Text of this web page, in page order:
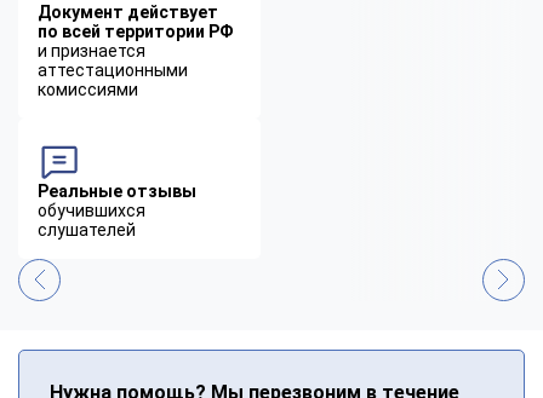
Документ действует
по всей территории РФ
и признается
аттестационными
комиссиями
Реальные отзывы
обучившихся
слушателей
Нужна помощь? Мы перезвоним в течение